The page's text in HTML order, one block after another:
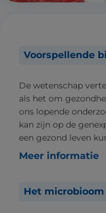
Voorspellende
De wetenschap
als het om
ons lopende
kan zijn op de
een gezond leven
Meer informatie
Het